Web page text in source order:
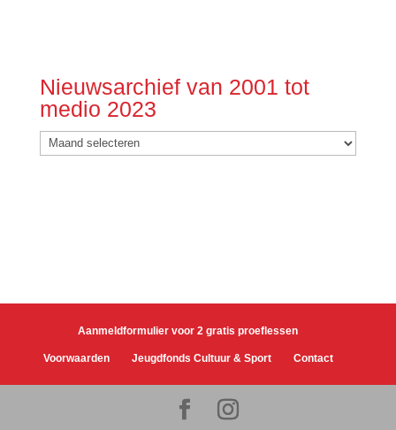
Nieuwsarchief van 2001 tot
medio 2023
Nieuwsarchief
van
Aanmeldformulier voor 2 gratis proeflessen
Voorwaarden Jeugdfonds Cultuur & Sport Contact